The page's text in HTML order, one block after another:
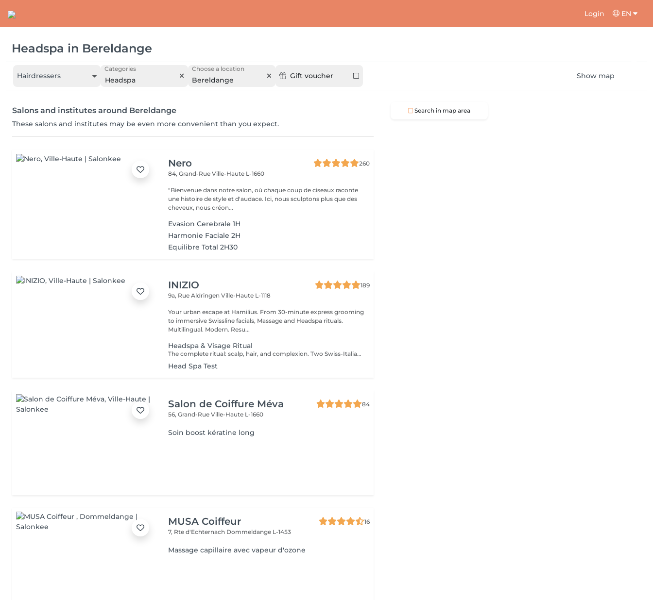
Login EN
Headspa in Bereldange
Hairdressers
Categories
Headspa
Choose a location
Bereldange Gift voucher Show map
Salons and institutes around Bereldange
These salons and institutes may be even more convenient than you expect.
Nero
260
84, Grand-RueVille-Haute L-1660
"Bienvenue dans notre salon, où chaque coup de ciseaux raconte
une histoire de style et d'audace. Ici, nous sculptons plus que des
cheveux, nous créon...
Evasion Cerebrale 1H
Harmonie Faciale 2H
Equilibre Total 2H30
INIZIO
189
9a, Rue AldringenVille-Haute L-1118
Your urban escape at Hamilius. From 30-minute express grooming
to immersive Swissline facials, Massage and Headspa rituals.
Multilingual. Modern. Resu...
Headspa & Visage Ritual
The complete ritual: scalp, hair, and complexion. Two Swiss-Italian signatures, one private room. Two hours of complete wellness, weaving together our two signature rituals in the same private treatment room. The session opens with the full 90-minute headspa personalised scalp diagnosis, four-step protocol with Hylis, the Italian professional haircare brand crafted in Treviso followed by a tailored facial with Swissline, the Swiss skincare house founded in 1989 and celebrated worldwide for its collagen-based, skin-longevity formulas, available exclusively at Inizio in Luxembourg. Two scientific traditions, two exclusive collaborations, one continuous moment of restoration. Closed with a refined blow-dry and brushing. Our most complete wellness experience, for those who want to step out of the day entirely. Included: full Hylis headspa ritual, personalised Swissline facial, blow-dry and brushing.
Head Spa Test
Salon de Coiffure Méva
84
56, Grand-RueVille-Haute L-1660
Soin boost kératine long
MUSA Coiffeur
16
7, Rte d'Echternach Dommeldange L-1453
Massage capillaire avec vapeur d'ozone
Search in map area